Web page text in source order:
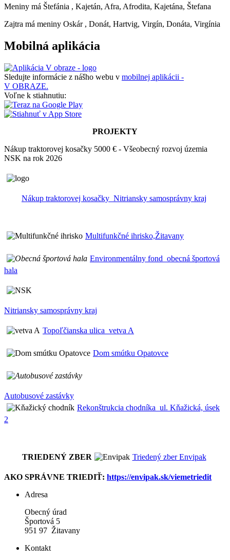
Meniny má Štefánia , Kajetán, Afra, Afrodita, Kajetána, Štefana
Zajtra má meniny Oskár , Donát, Hartvig, Virgín, Donáta, Virgínia
Mobilná aplikácia
Sledujte informácie z nášho webu v mobilnej aplikácii -
V OBRAZE.
Voľne k stiahnutiu:
PROJEKTY
Nákup traktorovej kosačky 5000 € - Všeobecný rozvoj územia
NSK na rok 2026
Nákup traktorovej kosačky_Nitriansky samosprávny kraj
Multifunkčné ihrisko,Žitavany
Environmentálny fond_obecná športová
hala
Nitriansky samosprávny kraj
Topoľčianska ulica_vetva A
Dom smútku Opatovce
Autobusové zastávky
Rekonštrukcia chodníka_ul. Kňažická, úsek
2
TRIEDENÝ ZBER Triedený zber Envipak
AKO SPRÁVNE TRIEDIŤ: https://envipak.sk/viemetriedit
Adresa
Obecný úrad
Športová 5
951 97 Žitavany
Kontakt